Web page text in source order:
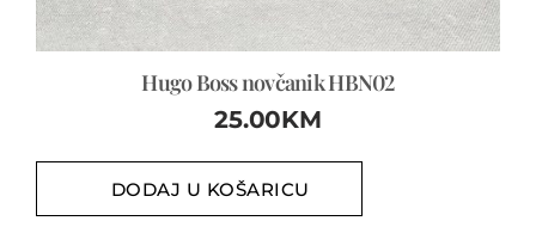
Hugo Boss novčanik HBN02
25.00KM
DODAJ U KOŠARICU